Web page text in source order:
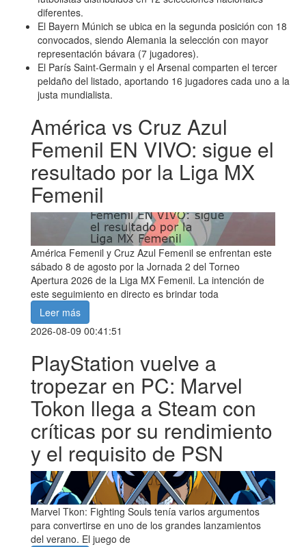
diferentes.
El Bayern Múnich se ubica en la segunda posición con 18
convocados, siendo Alemania la selección con mayor
representación bávara (7 jugadores).
El París Saint-Germain y el Arsenal comparten el tercer
peldaño del listado, aportando 16 jugadores cada uno a la
justa mundialista.
América vs Cruz Azul
Femenil EN VIVO: sigue el
resultado por la Liga MX
Femenil
América Femenil y Cruz Azul Femenil se enfrentan este
sábado 8 de agosto por la Jornada 2 del Torneo
Apertura 2026 de la Liga MX Femenil. La intención de
este seguimiento en directo es brindar toda
Leer más
2026-08-09 00:41:51
PlayStation vuelve a
tropezar en PC: Marvel
Tokon llega a Steam con
críticas por su rendimiento
y el requisito de PSN
Marvel Tkon: Fighting Souls tenía varios argumentos
para convertirse en uno de los grandes lanzamientos
del verano. El juego de